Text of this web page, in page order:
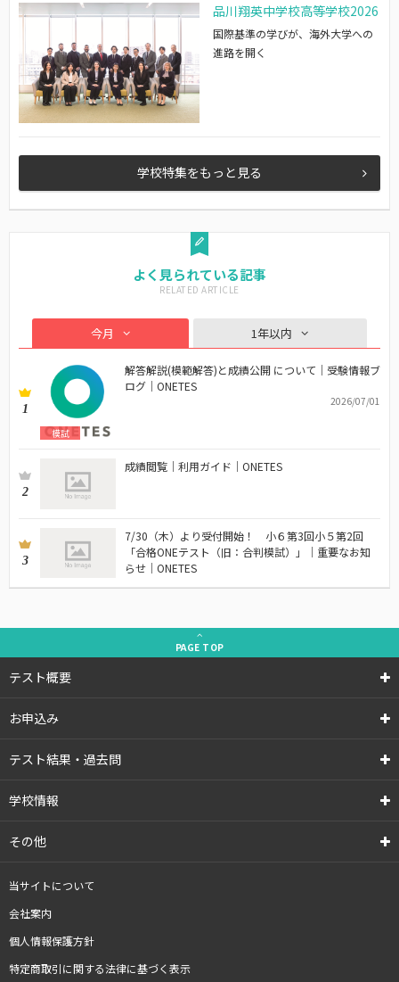
品川翔英中学校高等学校2026
国際基準の学びが、海外大学への
進路を開く
学校特集をもっと見る
よく見られている記事
今月 1年以内
1
模試
解答解説(模範解答)と成績公開 について｜受験情報ブ
ログ｜ONETES
2026/07/01
2
成績閲覧｜利用ガイド｜ONETES
3
7/30（木）より受付開始！ 小６第3回小５第2回
「合格ONEテスト（旧：合判模試）」｜重要なお知
らせ｜ONETES
PAGE TOP
テスト概要
お申込み
テスト結果・過去問
学校情報
その他
当サイトについて
会社案内
個人情報保護方針
特定商取引に関する法律に基づく表示